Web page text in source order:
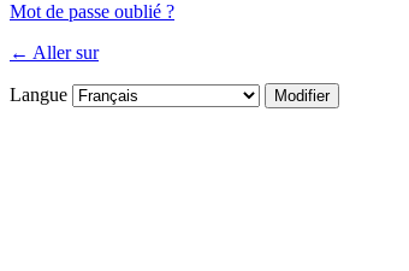
Mot de passe oublié ?
← Aller sur
Langue